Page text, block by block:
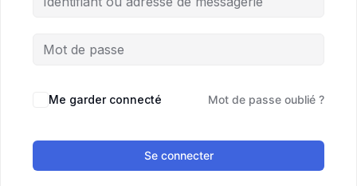
Me garder connecté Mot de passe oublié ?
Se connecter